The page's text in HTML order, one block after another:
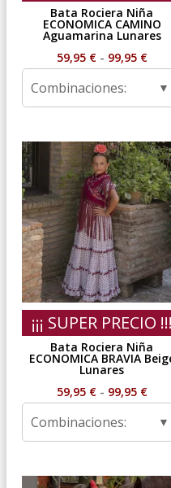
Bata Rociera Niña
ECONOMICA CAMINO
Aguamarina Lunares
59,95 € - 99,95 €
Combinaciones:
¡¡¡ SUPER PRECIO !!!
Bata Rociera Niña
ECONOMICA BRAVIA
Lunares
59,95 € - 99,95 €
Combinaciones: